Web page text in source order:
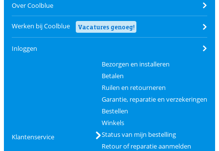
Over Coolblue
Werken bij Coolblue Vacatures genoeg!
Inloggen
Klantenservice
Bezorgen en installeren
Betalen
Ruilen en retourneren
Garantie, reparatie en verzekeringen
Bestellen
Winkels
Status van mijn bestelling
Retour of reparatie aanmelden